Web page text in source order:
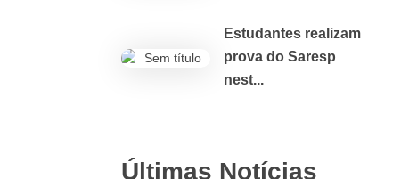
Estudantes realizam
prova do Saresp
nest...
Últimas Notícias